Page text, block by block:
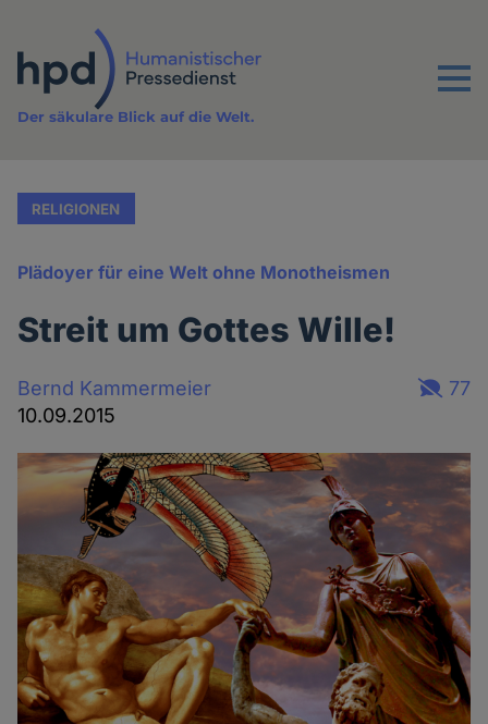
Inhalt
Menu
Der säkulare Blick auf die Welt.
RELIGIONEN
Plädoyer für eine Welt ohne Monotheismen
Streit um Gottes Wille!
Bernd Kammermeier
10.09.2015
77